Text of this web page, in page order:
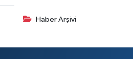
Haber Arşivi